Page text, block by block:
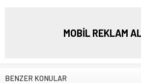
MOBİL REKLAM
BENZER KONULAR